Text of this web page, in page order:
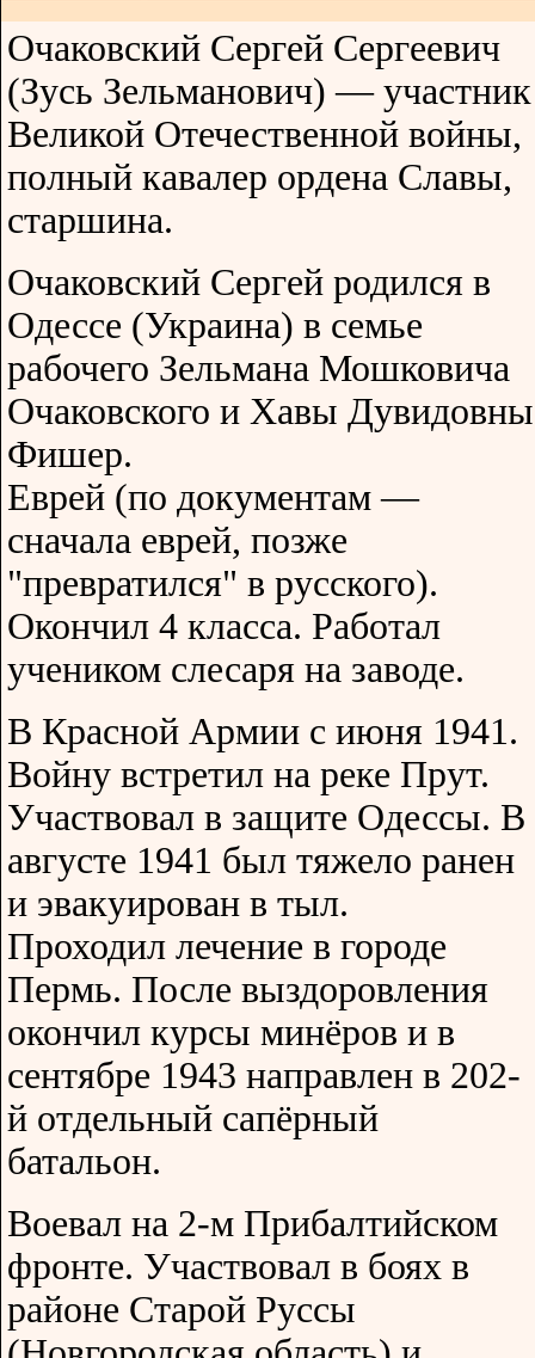
Очаковский Сергей Сергеевич
(Зусь Зельманович) — участник
Великой Отечественной войны,
полный кавалер ордена Славы,
старшина.
Очаковский Сергей родился в
Одессе (Украина) в семье
рабочего Зельмана Мошковича
Очаковского и Хавы Дувидовны
Фишер.
Еврей (по документам —
сначала еврей, позже
"превратился" в русского).
Окончил 4 класса. Работал
учеником слесаря на заводе.
В Красной Армии с июня 1941.
Войну встретил на реке Прут.
Участвовал в защите Одессы. В
августе 1941 был тяжело ранен
и эвакуирован в тыл.
Проходил лечение в городе
Пермь. После выздоровления
окончил курсы минёров и в
сентябре 1943 направлен в 202-
й отдельный сапёрный
батальон.
Воевал на 2-м Прибалтийском
фронте. Участвовал в боях в
районе Старой Руссы